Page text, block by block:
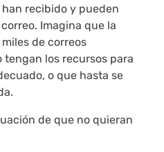
recibido y pueden
Imagina que la
de correos
los recursos para
o que hasta se
de que no quieran